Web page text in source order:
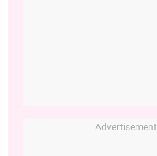
Advertisement